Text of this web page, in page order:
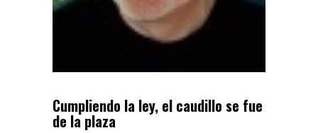
Cumpliendo la ley, el caudillo se fue
de la plaza